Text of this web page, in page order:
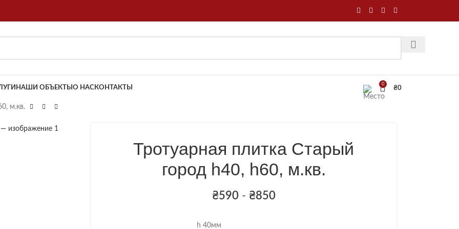
НАШИ ОБЪЕКТЫ О НАСКОНТАКТЫ
0
₴0
м.кв.
Тротуарная плитка Старый
город h40, h60, м.кв.
₴590 - ₴850
h 40мм